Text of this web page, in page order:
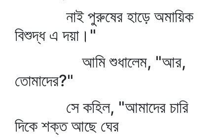
নাই পুরুষের হাড়ে অমায়িক
বিশুদ্ধ এ দয়া।"
আমি শুধালেম, "আর,
তোমাদের?"
সে কহিল, "আমাদের চারি
দিকে শক্ত আছে ঘের